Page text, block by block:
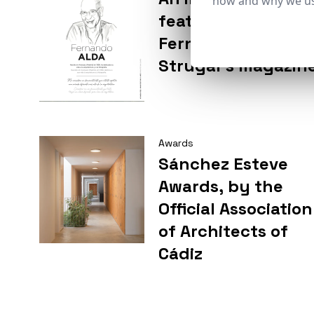
feature by
Fernando Alda in
Strugal´s
Awards
Sánchez Esteve
Awards, by the
Official Association
of Architects of
Cádiz